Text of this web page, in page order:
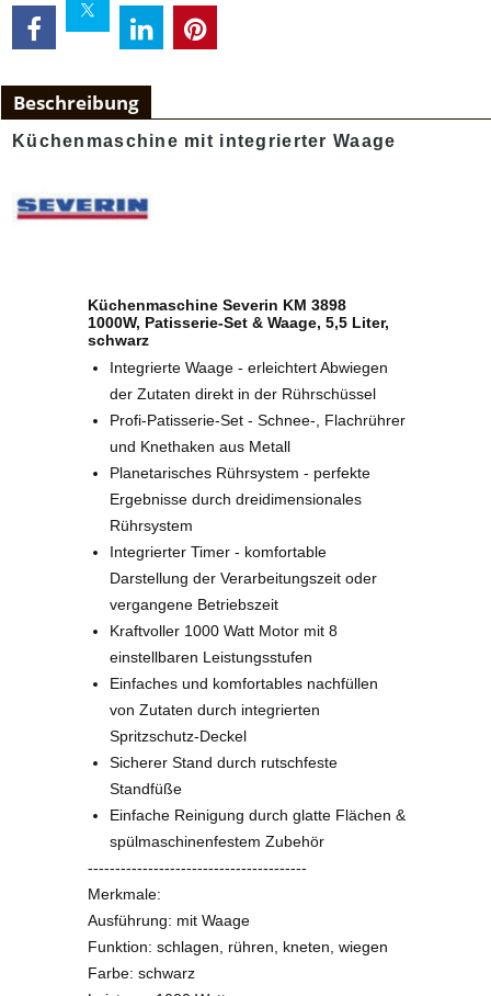
Beschreibung
Küchenmaschine Severin KM 3898
schwarz
Integrierte Waage - erleichtert Abwiegen
der Zutaten direkt in der Rührschüssel
Profi-Patisserie-Set - Schnee-, Flachrührer
und Knethaken aus Metall
Planetarisches Rührsystem - perfekte
Ergebnisse durch dreidimensionales
Rührsystem
Integrierter Timer - komfortable
Darstellung der Verarbeitungszeit oder
vergangene Betriebszeit
Kraftvoller 1000 Watt Motor mit 8
einstellbaren Leistungsstufen
Einfaches und komfortables nachfüllen
von Zutaten durch integrierten
Spritzschutz-Deckel
Sicherer Stand durch rutschfeste
Standfüße
Einfache Reinigung durch glatte Flächen &
spülmaschinenfestem Zubehör
----------------------------------------
Merkmale:
Ausführung: mit Waage
Funktion: schlagen, rühren, kneten, wiegen